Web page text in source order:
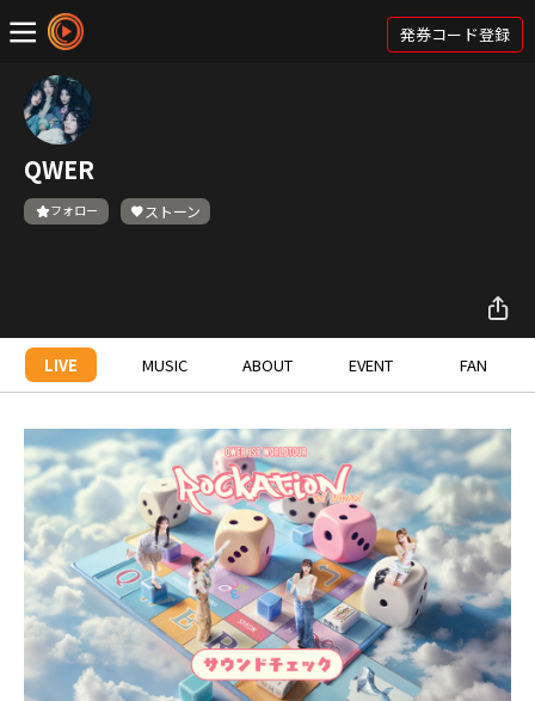
発券コード登録
QWER
フォロー ストーン
LIVE MUSIC ABOUT EVENT FAN